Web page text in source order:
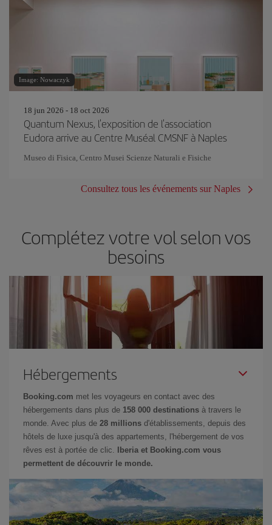
Image: Nowaczyk
18 jun 2026 - 18 oct 2026
Quantum Nexus, l'exposition de l'association
Eudora arrive au Centre Muséal CMSNF à Naples
Museo di Fisica, Centro Musei Scienze Naturali e Fisiche
Consultez tous les événements sur Naples
Complétez votre vol selon vos
besoins
Hébergements
Booking.com met les voyageurs en contact avec des
hébergements dans plus de 158 000 destinations à travers le
monde. Avec plus de 28 millions d'établissements, depuis des
hôtels de luxe jusqu'à des appartements, l'hébergement de vos
rêves est à portée de clic.
Iberia et Booking.com vous
permettent de découvrir le monde.